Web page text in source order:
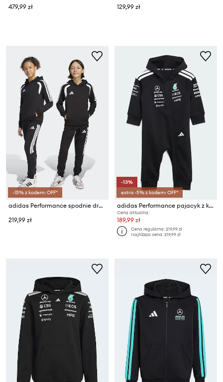
479,99 zł
129,99 zł
-15% z kodem: OFF*
adidas Performance spodnie dresowe dziecięce z bawełną
219,99 zł
-13%
extra -5% z kodem: OFF*
adidas Performance pajacyk z kapturem niemowlęcy z bawełny MERCEDES
Cena aktualna:
189,99 zł
Cena regularna:219,99 zł
Najniższa cena:219,99 zł